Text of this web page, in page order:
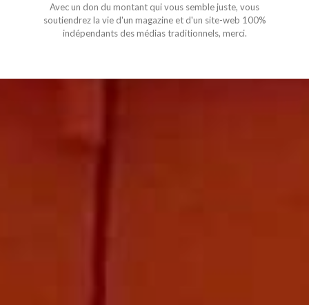
Avec un don du montant qui vous semble juste, vous
soutiendrez la vie d'un magazine et d'un site-web 100%
indépendants des médias traditionnels, merci.